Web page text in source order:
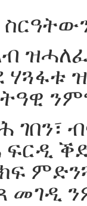
ሃጓፋቱ
ገበን፣
ፍርዲ
መገዲ